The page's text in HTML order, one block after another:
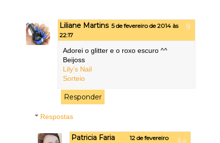
Liliane Martins 5 de fevereiro de 2014 às
22:17
Adorei o glitter e o roxo escuro ^^
Beijoss
Lily’s Nail
Sorteio
Responder
Respostas
Patricia Faria
12 de fevereiro